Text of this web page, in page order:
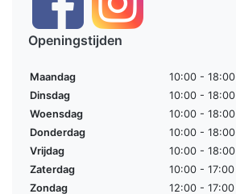
Openingstijden
Maandag
10:00 - 18:00
Dinsdag
10:00 - 18:00
Woensdag
10:00 - 18:00
Donderdag
10:00 - 18:00
Vrijdag
10:00 - 18:00
Zaterdag
10:00 - 17:00
Zondag
12:00 - 17:00